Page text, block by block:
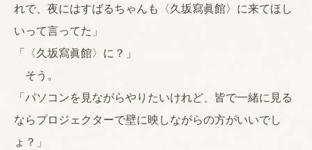
れで、夜にはすばるちゃんも〈久坂寫眞館〉に来てほし
いって言ってた」
「〈久坂寫眞館〉に？」
そう。
「パソコンを見ながらやりたいけれど、皆で一緒に見る
ならプロジェクターで壁に映しながらの方がいいでし
ょ？」